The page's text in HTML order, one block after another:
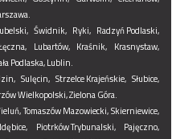
Świdnik, Ryki, Radzyń Podlaski,
Lubartów, Kraśnik, Krasnystaw,
Podlaska,Lublin.
Sulęcin, Strzelce Krajeńskie, Słubice,
Wielkopolski,Zielona Góra.
Tomaszów Mazowiecki,Skierniewice,
Piotrków Trybunalski, Pajęczno,